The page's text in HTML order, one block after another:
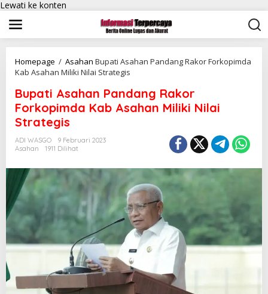
Lewati ke konten
Homepage / Asahan Bupati Asahan Pandang Rakor Forkopimda
Kab Asahan Miliki Nilai Strategis
Bupati Asahan Pandang Rakor
Forkopimda Kab Asahan Miliki Nilai
Strategis
ADI WASGO
9 Februari 2023
Asahan
1911 Dilihat